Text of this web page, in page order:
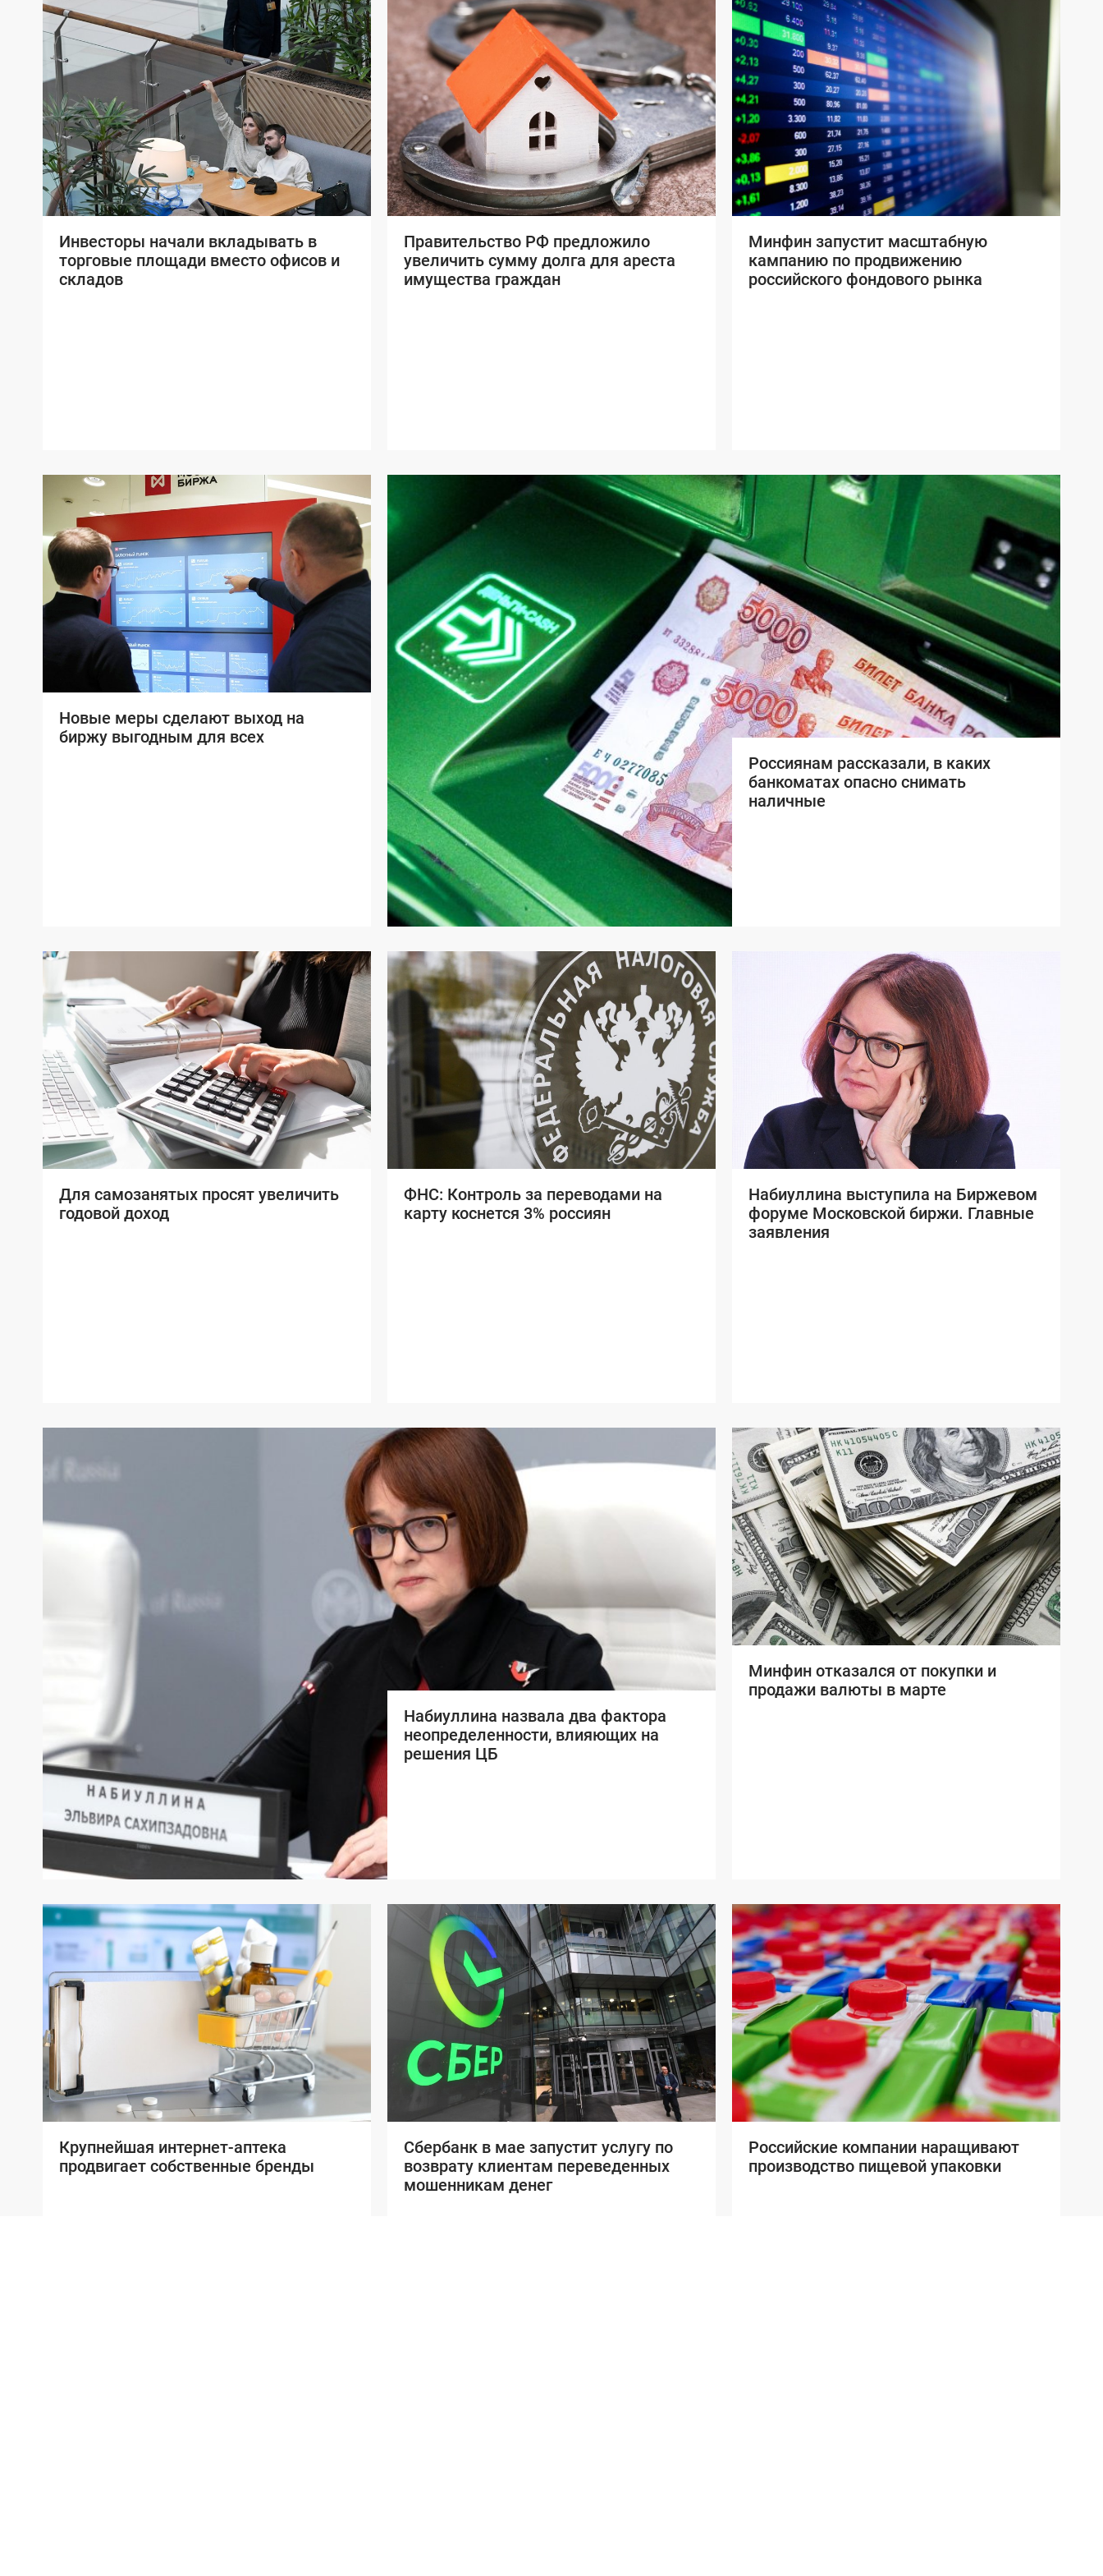
Инвесторы начали вкладывать в
торговые площади вместо офисов и
складов
Правительство РФ предложило
увеличить сумму долга для ареста
имущества граждан
Минфин запустит масштабную
кампанию по продвижению
российского фондового рынка
Новые меры сделают выход на
биржу выгодным для всех
Россиянам рассказали, в каких
банкоматах опасно снимать
наличные
Для самозанятых просят увеличить
годовой доход
ФНС: Контроль за переводами на
карту коснется 3% россиян
Набиуллина выступила на Биржевом
форуме Московской биржи. Главные
заявления
Набиуллина назвала два фактора
неопределенности, влияющих на
решения ЦБ
Минфин отказался от покупки и
продажи валюты в марте
Крупнейшая интернет-аптека
продвигает собственные бренды
Сбербанк в мае запустит услугу по
возврату клиентам переведенных
мошенникам денег
Российские компании наращивают
производство пищевой упаковки